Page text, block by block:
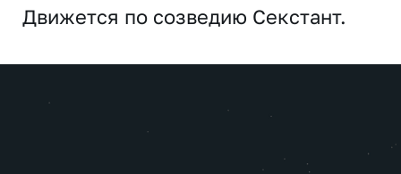
Движется по созведию Секстант.